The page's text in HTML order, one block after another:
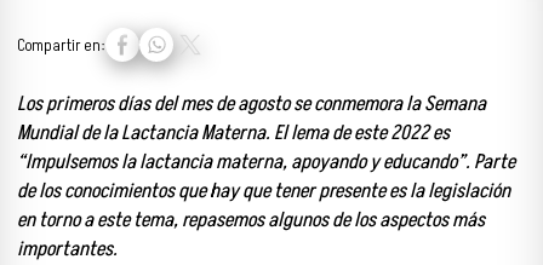
Compartir en:
Los primeros días del mes de agosto se conmemora la Semana
Mundial de la Lactancia Materna. El lema de este 2022 es
“Impulsemos la lactancia materna, apoyando y educando”. Parte
de los conocimientos que hay que tener presente es la legislación
en torno a este tema, repasemos algunos de los aspectos más
importantes.